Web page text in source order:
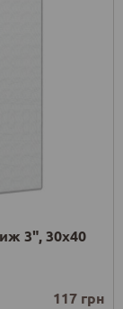
3", 30х40
117 грн